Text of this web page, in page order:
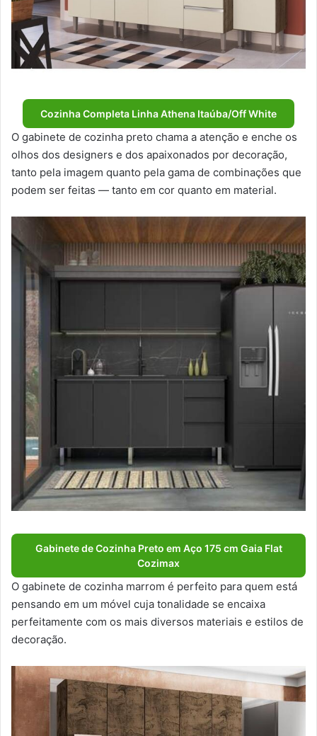
Cozinha Completa Linha Athena Itaúba/Off White
O gabinete de cozinha preto chama a atenção e enche os
olhos dos designers e dos apaixonados por decoração,
tanto pela imagem quanto pela gama de combinações que
podem ser feitas — tanto em cor quanto em material.
Gabinete de Cozinha Preto em Aço 175 cm Gaia Flat
Cozimax
O gabinete de cozinha marrom é perfeito para quem está
pensando em um móvel cuja tonalidade se encaixa
perfeitamente com os mais diversos materiais e estilos de
decoração.